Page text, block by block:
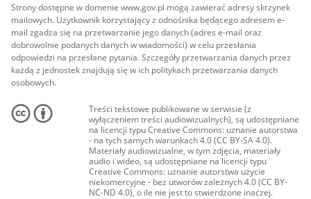
Strony dostępne w domenie www.gov.pl mogą zawierać adresy skrzynek
mailowych. Użytkownik korzystający z odnośnika będącego adresem e-
mail zgadza się na przetwarzanie jego danych (adres e-mail oraz
dobrowolnie podanych danych w wiadomości) w celu przesłania
odpowiedzi na przesłane pytania. Szczegóły przetwarzania danych przez
każdą z jednostek znajdują się w ich politykach przetwarzania danych
osobowych.
Treści tekstowe publikowane w serwisie (z
wyłączeniem treści audiowizualnych), są udostępniane
na licencji typu Creative Commons: uznanie autorstwa
- na tych samych warunkach 4.0 (CC BY-SA 4.0).
Materiały audiowizualne, w tym zdjęcia, materiały
audio i wideo, są udostępniane na licencji typu
Creative Commons: uznanie autorstwa użycie
niekomercyjne - bez utworów zależnych 4.0 (CC BY-
NC-ND 4.0), o ile nie jest to stwierdzone inaczej.